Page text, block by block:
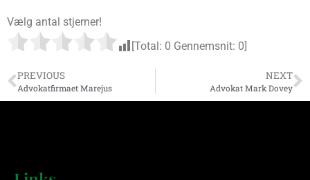
Vælg antal stjerner!
[Total: 0 Gennemsnit: 0
PREVIOUS
Advokatfirmaet Marejus
NEXT
Advokat Mark Dovey